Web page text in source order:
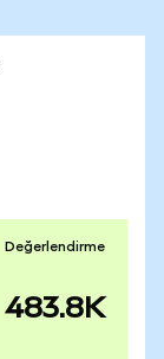
Değerlendirme
483.8K